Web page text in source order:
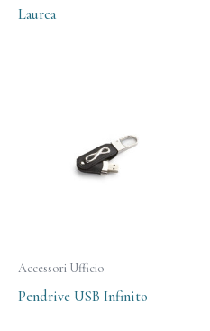
Laurea
Accessori Ufficio
Pendrive USB Infinito